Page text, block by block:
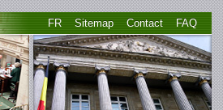
FAQ
Contact
Sitemap
FR